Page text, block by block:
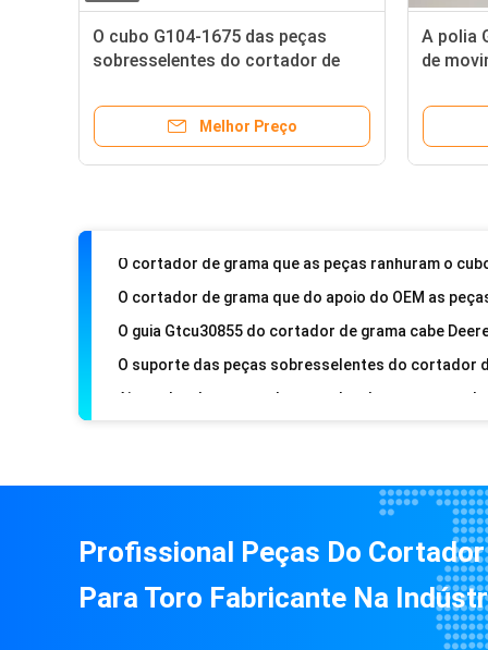
O cubo G104-1675 das peças
sobresselentes do cortador de
Melhor Preço
A polia
de
2000
Profissional Peças Do Cortador
Para Toro Fabricante Na